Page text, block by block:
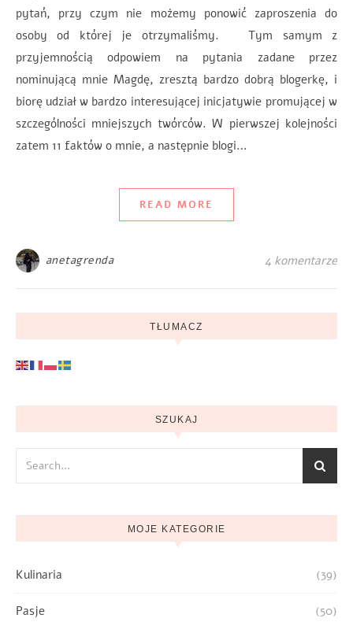
pytań, przy czym nie możemy ponowić zaproszenia do
osoby od której je otrzymaliśmy. Tym samym z
przyjemnością odpowiem na pytania zadane przez
nominującą mnie Magdę, zresztą bardzo dobrą blogerkę, i
biorę udział w bardzo interesującej inicjatywie promującej w
szczególności mniejszych twórców. W pierwszej kolejności
zatem 11 faktów o mnie, a następnie blogi…
READ MORE
anetagrenda 4 komentarze
TŁUMACZ
SZUKAJ
MOJE KATEGORIE
Kulinaria (39)
Pasje (50)